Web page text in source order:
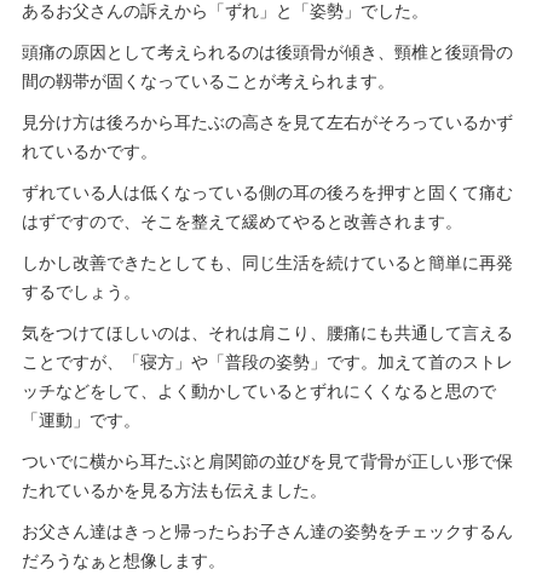
あるお父さんの訴えから「ずれ」と「姿勢」でした。
頭痛の原因として考えられるのは後頭骨が傾き、頸椎と後頭骨の
間の靱帯が固くなっていることが考えられます。
見分け方は後ろから耳たぶの高さを見て左右がそろっているかず
れているかです。
ずれている人は低くなっている側の耳の後ろを押すと固くて痛む
はずですので、そこを整えて緩めてやると改善されます。
しかし改善できたとしても、同じ生活を続けていると簡単に再発
するでしょう。
気をつけてほしいのは、それは肩こり、腰痛にも共通して言える
ことですが、「寝方」や「普段の姿勢」です。加えて首のストレ
ッチなどをして、よく動かしているとずれにくくなると思ので
「運動」です。
ついでに横から耳たぶと肩関節の並びを見て背骨が正しい形で保
たれているかを見る方法も伝えました。
お父さん達はきっと帰ったらお子さん達の姿勢をチェックするん
だろうなぁと想像します。